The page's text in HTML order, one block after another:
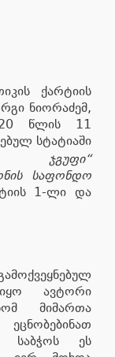
ქარტიის
ნიორაძემ,
წლის 11
სტატიაში
ჯგუფი“
საფონდო
1-ლი და
ავტორი
მიმართა
საბჭოს ეს